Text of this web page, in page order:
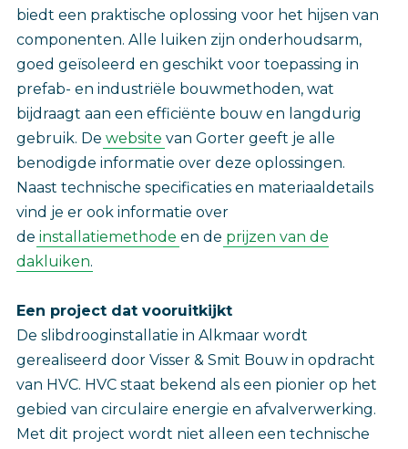
biedt een praktische oplossing voor het hijsen van
componenten. Alle luiken zijn onderhoudsarm,
goed geïsoleerd en geschikt voor toepassing in
prefab- en industriële bouwmethoden, wat
bijdraagt aan een efficiënte bouw en langdurig
gebruik. De website van Gorter geeft je alle
benodigde informatie over deze oplossingen.
Naast technische specificaties en materiaaldetails
vind je er ook informatie over
de installatiemethode en de prijzen van de
dakluiken.
Een project dat vooruitkijkt
De slibdrooginstallatie in Alkmaar wordt
gerealiseerd door Visser & Smit Bouw in opdracht
van HVC. HVC staat bekend als een pionier op het
gebied van circulaire energie en afvalverwerking.
Met dit project wordt niet alleen een technische